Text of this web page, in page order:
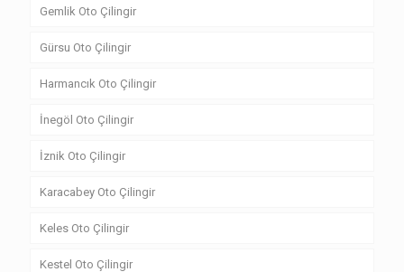
Gemlik Oto Çilingir
Gürsu Oto Çilingir
Harmancık Oto Çilingir
İnegöl Oto Çilingir
İznik Oto Çilingir
Karacabey Oto Çilingir
Keles Oto Çilingir
Kestel Oto Çilingir